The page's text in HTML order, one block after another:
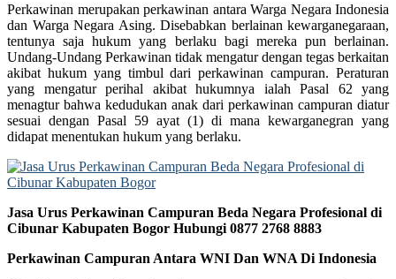
Perkawinan merupakan perkawinan antara Warga Negara Indonesia
dan Warga Negara Asing. Disebabkan berlainan kewarganegaraan,
tentunya saja hukum yang berlaku bagi mereka pun berlainan.
Undang-Undang Perkawinan tidak mengatur dengan tegas berkaitan
akibat hukum yang timbul dari perkawinan campuran. Peraturan
yang mengatur perihal akibat hukumnya ialah Pasal 62 yang
menagtur bahwa kedudukan anak dari perkawinan campuran diatur
sesuai dengan Pasal 59 ayat (1) di mana kewarganegran yang
didapat menentukan hukum yang berlaku.
Jasa Urus Perkawinan Campuran Beda Negara Profesional di
Cibunar Kabupaten Bogor Hubungi 0877 2768 8883
Perkawinan Campuran Antara WNI Dan WNA Di Indonesia